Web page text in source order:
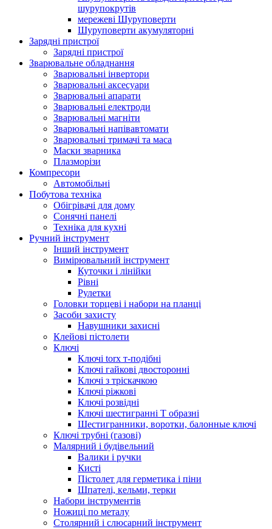
шурупокрутів
мережеві Шуруповерти
Шуруповерти акумуляторні
Зарядні пристрої
Зарядні пристрої
Зварювальне обладнання
Зварювальні інвертори
Зварювальні аксесуари
Зварювальні апарати
Зварювальні електроди
Зварювальні магніти
Зварювальні напівавтомати
Зварювальні тримачі та маса
Маски зварника
Плазморізи
Компресори
Автомобільні
Побутова техніка
Обігрівачі для дому
Сонячні панелі
Техніка для кухні
Ручний інструмент
Інший інструмент
Вимірювальний інструмент
Куточки і лінійки
Рівні
Рулетки
Головки торцеві і набори на планці
Засоби захисту
Навушники захисні
Клейові пістолети
Ключі
Ключі torx т-подібні
Ключі гайкові двосторонні
Ключі з тріскачкою
Ключі ріжкові
Ключі розвідні
Ключі шестигранні Т образні
Шестигранники, воротки, балонные ключі
Ключі трубні (газові)
Малярний і будівельний
Валики і ручки
Кисті
Пістолет для герметика і піни
Шпателі, кельми, терки
Набори інструментів
Ножиці по металу
Столярний і слюсарний інструмент